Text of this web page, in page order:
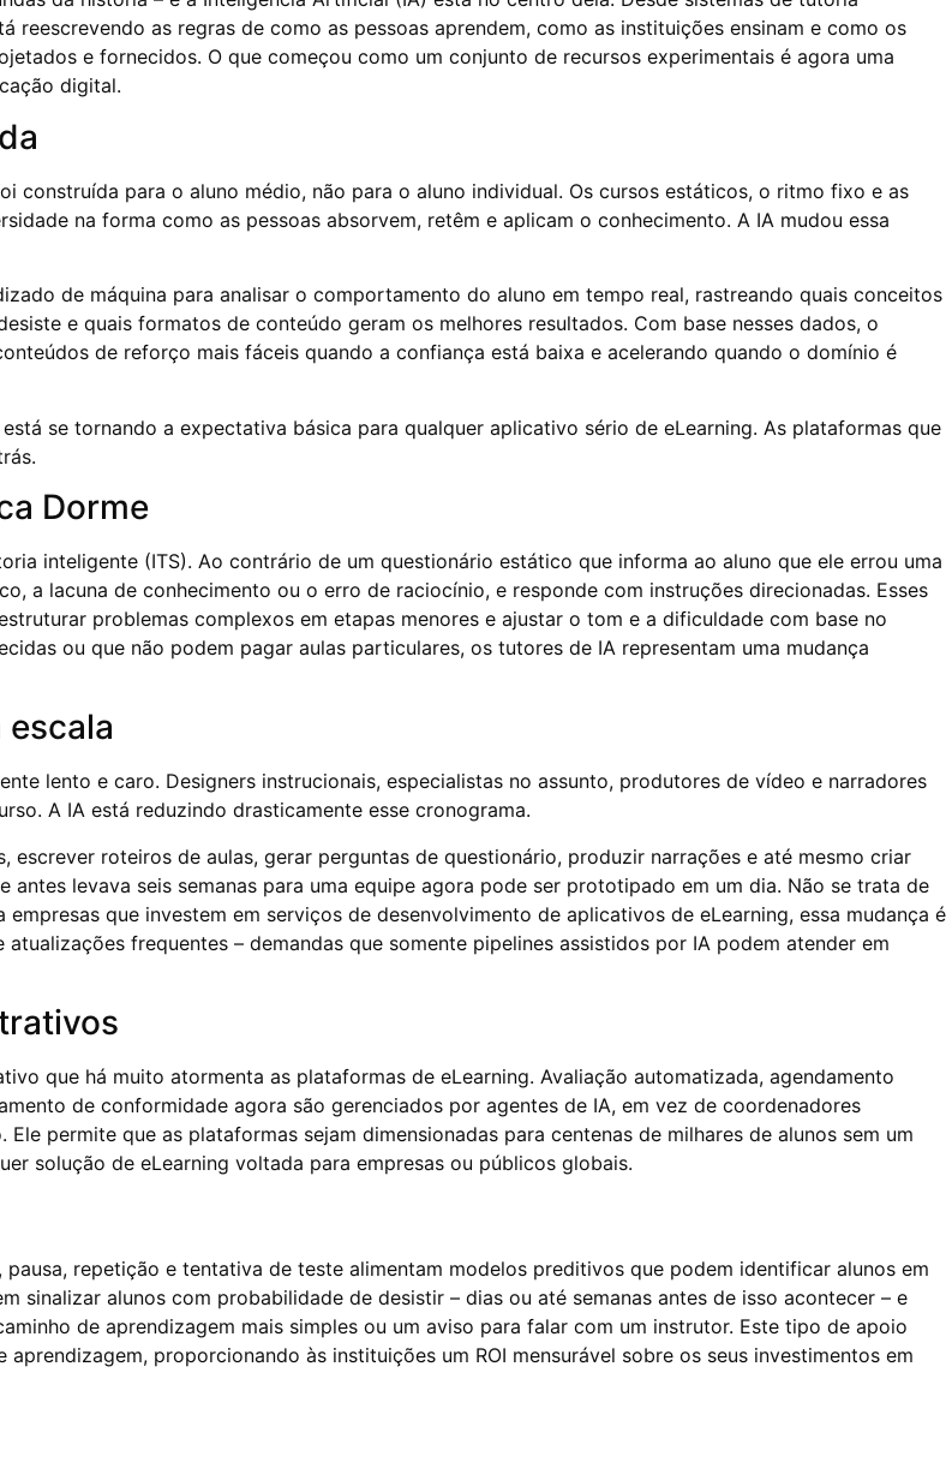
as regras de como as pessoas aprendem, como as instituições ensinam e como os
e fornecidos. O que começou como um conjunto de recursos experimentais é agora uma
digital.
construída para o aluno médio, não para o aluno individual. Os cursos estáticos, o ritmo fixo e as
na forma como as pessoas absorvem, retêm e aplicam o conhecimento. A IA mudou essa
de máquina para analisar o comportamento do aluno em tempo real, rastreando quais conceitos
e quais formatos de conteúdo geram os melhores resultados. Com base nesses dados, o
de reforço mais fáceis quando a confiança está baixa e acelerando quando o domínio é
se tornando a expectativa básica para qualquer aplicativo sério de eLearning. As plataformas que
Dorme
inteligente (ITS). Ao contrário de um questionário estático que informa ao aluno que ele errou uma
a lacuna de conhecimento ou o erro de raciocínio, e responde com instruções direcionadas. Esses
problemas complexos em etapas menores e ajustar o tom e a dificuldade com base no
ou que não podem pagar aulas particulares, os tutores de IA representam uma mudança
lento e caro. Designers instrucionais, especialistas no assunto, produtores de vídeo e narradores
A IA está reduzindo drasticamente esse cronograma.
roteiros de aulas, gerar perguntas de questionário, produzir narrações e até mesmo criar
levava seis semanas para uma equipe agora pode ser prototipado em um dia. Não se trata de
que investem em serviços de desenvolvimento de aplicativos de eLearning, essa mudança é
frequentes – demandas que somente pipelines assistidos por IA podem atender em
que há muito atormenta as plataformas de eLearning. Avaliação automatizada, agendamento
de conformidade agora são gerenciados por agentes de IA, em vez de coordenadores
permite que as plataformas sejam dimensionadas para centenas de milhares de alunos sem um
solução de eLearning voltada para empresas ou públicos globais.
repetição e tentativa de teste alimentam modelos preditivos que podem identificar alunos em
sinalizar alunos com probabilidade de desistir – dias ou até semanas antes de isso acontecer – e
de aprendizagem mais simples ou um aviso para falar com um instrutor. Este tipo de apoio
proporcionando às instituições um ROI mensurável sobre os seus investimentos em